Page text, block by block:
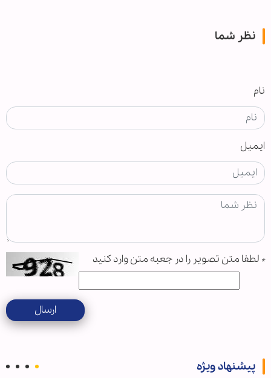
نظر شما
نام
ایمیل
* لطفا متن تصویر را در جعبه متن وارد کنید
ارسال
پیشنهاد ویژه